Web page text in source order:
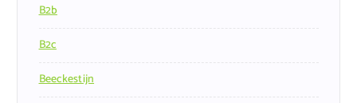
B2b
B2c
Beeckestijn